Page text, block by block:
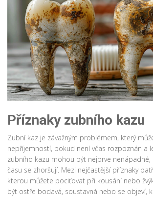
Příznaky zubního kazu
Zubní kaz je závažným problémem, který
nepříjemností, pokud není včas rozpoznán a
zubního kazu mohou být nejprve
času se zhoršují. Mezi nejčastější příznaky
kterou můžete pociťovat při kousání nebo
být ostře bodavá, soustavná nebo se objeví,